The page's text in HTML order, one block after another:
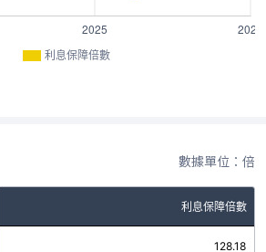
利息保障倍數
數據單位：倍
利息保障倍數
128.18